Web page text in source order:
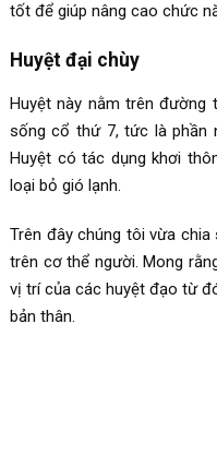
tốt để giúp nâng cao chức
Huyệt đại chùy
Huyệt này nằm trên
sống cổ thứ 7, tức là phần
Huyệt có tác dụng khơi
loại bỏ gió lạnh.
Trên đây chúng tôi vừa
trên cơ thể người. Mong
vị trí của các huyệt đạo từ
bản thân.